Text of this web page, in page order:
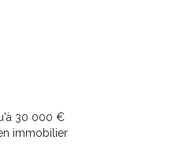
30 000 €
immobilier